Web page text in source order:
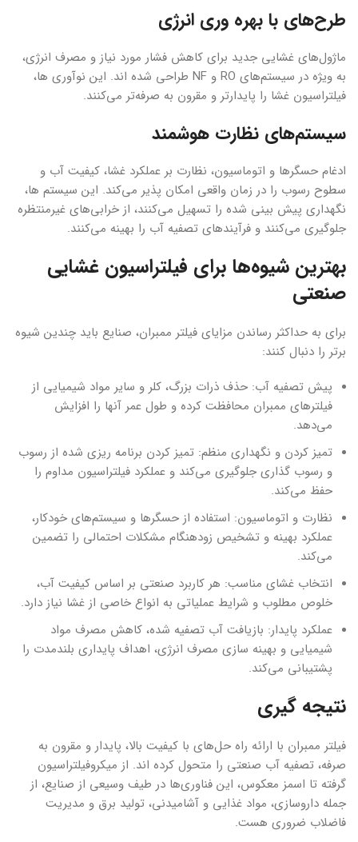
طرح‌های با بهره وری انرژی
ماژول‌های غشایی جدید برای کاهش فشار مورد نیاز و مصرف انرژی،
به ویژه در سیستم‌های RO و NF طراحی شده اند. این نوآوری ها،
فیلتراسیون غشا را پایدارتر و مقرون به صرفه‌تر می‌کنند.
سیستم‌های نظارت هوشمند
ادغام حسگرها و اتوماسیون، نظارت بر عملکرد غشا، کیفیت آب و
سطوح رسوب را در زمان واقعی امکان پذیر می‌کند. این سیستم ها،
نگهداری پیش بینی شده را تسهیل می‌کنند، از خرابی‌های غیرمنتظره
جلوگیری می‌کنند و فرآیندهای تصفیه آب را بهینه می‌کنند.
بهترین شیوه‌ها برای فیلتراسیون غشایی
صنعتی
برای به حداکثر رساندن مزایای فیلتر ممبران، صنایع باید چندین شیوه
برتر را دنبال کنند:
پیش تصفیه آب: حذف ذرات بزرگ، کلر و سایر مواد شیمیایی از
فیلترهای ممبران محافظت کرده و طول عمر آنها را افزایش
می‌دهد.
تمیز کردن و نگهداری منظم: تمیز کردن برنامه ریزی شده از رسوب
و رسوب گذاری جلوگیری می‌کند و عملکرد فیلتراسیون مداوم را
حفظ می‌کند.
نظارت و اتوماسیون: استفاده از حسگرها و سیستم‌های خودکار،
عملکرد بهینه و تشخیص زودهنگام مشکلات احتمالی را تضمین
می‌کند.
انتخاب غشای مناسب: هر کاربرد صنعتی بر اساس کیفیت آب،
خلوص مطلوب و شرایط عملیاتی به انواع خاصی از غشا نیاز دارد.
عملکرد پایدار: بازیافت آب تصفیه شده، کاهش مصرف مواد
شیمیایی و بهینه سازی مصرف انرژی، اهداف پایداری بلندمدت را
پشتیبانی می‌کند.
نتیجه گیری
فیلتر ممبران با ارائه راه حل‌های با کیفیت بالا، پایدار و مقرون به
صرفه، تصفیه آب صنعتی را متحول کرده اند. از میکروفیلتراسیون
گرفته تا اسمز معکوس، این فناوری‌ها در طیف وسیعی از صنایع، از
جمله داروسازی، مواد غذایی و آشامیدنی، تولید برق و مدیریت
فاضلاب ضروری هست.